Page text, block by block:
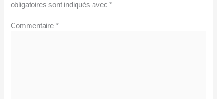
obligatoires sont indiqués avec*
Commentaire*